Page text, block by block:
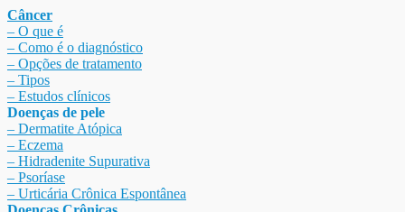
Câncer
– O que é
– Como é o diagnóstico
– Opções de tratamento
– Tipos
– Estudos clínicos
Doenças de pele
– Dermatite Atópica
– Eczema
– Hidradenite Supurativa
– Psoríase
– Urticária Crônica Espontânea